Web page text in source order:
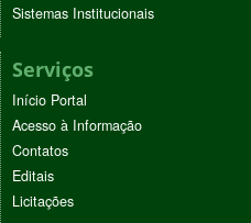
Sistemas Institucionais
Serviços
Início Portal
Acesso à Informação
Contatos
Editais
Licitações